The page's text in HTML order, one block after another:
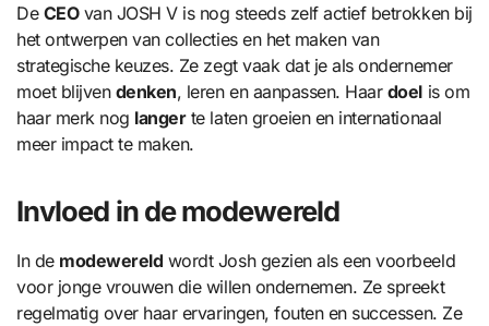
De CEOvan JOSH V is nog steeds zelf actief betrokken bij
het ontwerpen van collecties en het maken van
strategische keuzes. Ze zegt vaak dat je als ondernemer
moet blijven denken, leren en aanpassen. Haar doel is om
haar merk nog langerte laten groeien en internationaal
meer impact te maken.
Invloed in de modewereld
In de modewereld wordt Josh gezien als een voorbeeld
voor jonge vrouwen die willen ondernemen. Ze spreekt
regelmatig over haar ervaringen, fouten en successen. Ze